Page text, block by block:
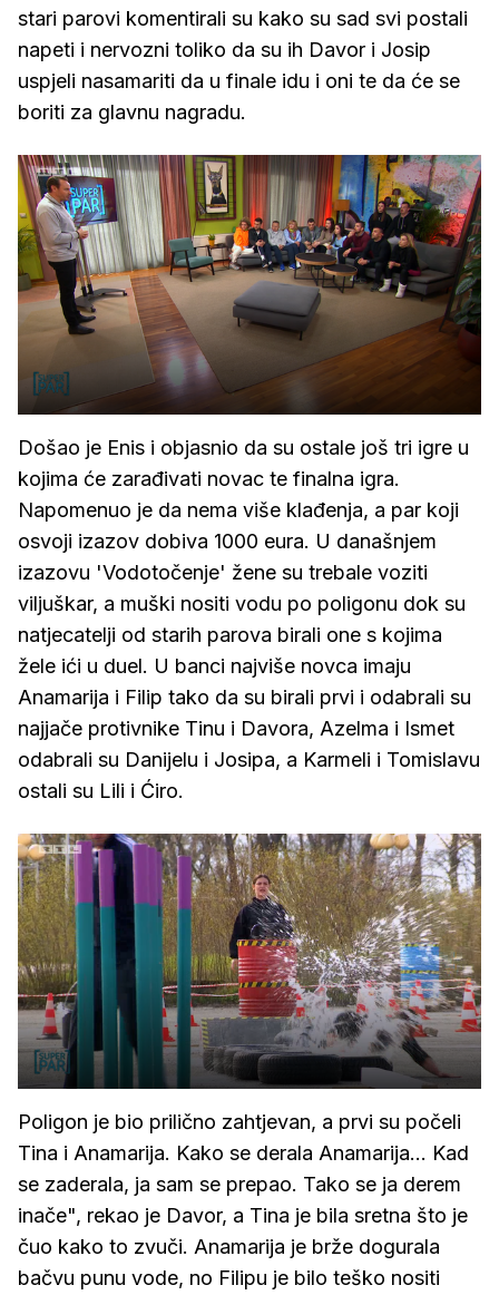
stari parovi komentirali su kako su sad svi postali
napeti i nervozni toliko da su ih Davor i Josip
uspjeli nasamariti da u finale idu i oni te da će se
boriti za glavnu nagradu.
Došao je Enis i objasnio da su ostale još tri igre u
kojima će zarađivati novac te finalna igra.
Napomenuo je da nema više klađenja, a par koji
osvoji izazov dobiva 1000 eura. U današnjem
izazovu 'Vodotočenje' žene su trebale voziti
viljuškar, a muški nositi vodu po poligonu dok su
natjecatelji od starih parova birali one s kojima
žele ići u duel. U banci najviše novca imaju
Anamarija i Filip tako da su birali prvi i odabrali su
najjače protivnike Tinu i Davora, Azelma i Ismet
odabrali su Danijelu i Josipa, a Karmeli i Tomislavu
ostali su Lili i Ćiro.
Poligon je bio prilično zahtjevan, a prvi su počeli
Tina i Anamarija. Kako se derala Anamarija... Kad
se zaderala, ja sam se prepao. Tako se ja derem
inače", rekao je Davor, a Tina je bila sretna što je
čuo kako to zvuči. Anamarija je brže dogurala
bačvu punu vode, no Filipu je bilo teško nositi